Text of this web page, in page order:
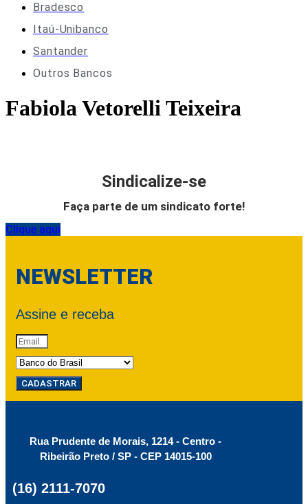
Bradesco
Itaú-Unibanco
Santander
Outros Bancos
Fabiola Vetorelli Teixeira
Sindicalize-se
Faça parte de um sindicato forte!
Clique aqui
NEWSLETTER
Assine e receba
CADASTRAR
Rua Prudente de Morais, 1214 - Centro -
Ribeirão Preto / SP - CEP 14015-100
(16) 2111-7070